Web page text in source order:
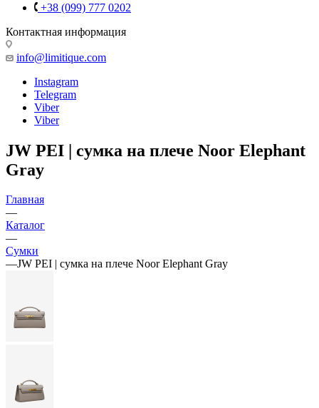
+38 (099) 777 0202
Контактная информация
info@limitique.com
Instagram
Telegram
Viber
Viber
JW PEI | сумка на плече Noor Elephant
Gray
Главная
—
Каталог
—
Сумки
—JW PEI | сумка на плече Noor Elephant Gray